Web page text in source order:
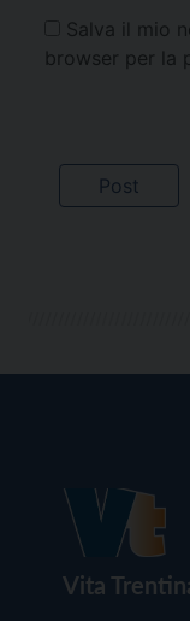
Salva il mio
browser per la
Vita